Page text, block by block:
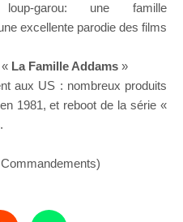
loup-garou: une famille
excellente parodie des films
La Famille Addams »
aux US : nombreux produits
1981, et reboot de la série «